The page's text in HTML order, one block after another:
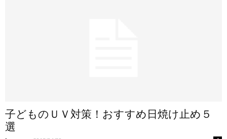
子どものＵＶ対策！おすすめ日焼け止め５
選